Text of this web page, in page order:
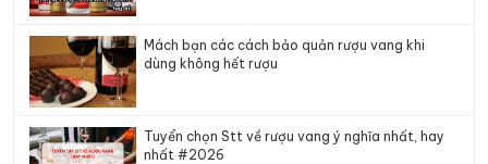
Mách bạn các cách bảo quản rượu vang khi
dùng không hết rượu
Tuyển chọn Stt về rượu vang ý nghĩa nhất, hay
nhất #2026